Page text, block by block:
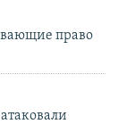
право